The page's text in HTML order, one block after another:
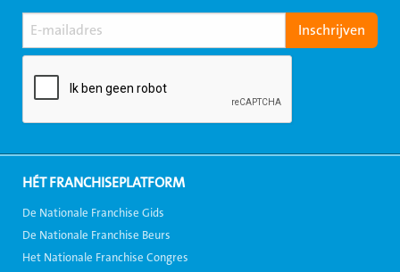
HÉT FRANCHISEPLATFORM
De Nationale Franchise Gids
De Nationale Franchise Beurs
Het Nationale Franchise Congres